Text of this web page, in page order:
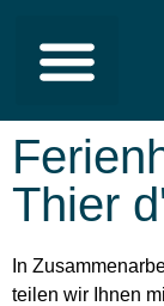
Thier
In
teilen wir Ihnen